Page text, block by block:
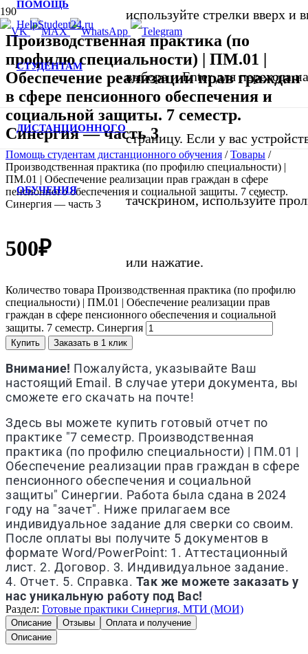
ПОМОЩЬ
СТУДЕНТАМ
ДИСТАНЦИОННОГО
ОБУЧЕНИЯ
используйте стрелки вверх и
выбора и Enter для перехода
страницу. Если у вас
тачскрином, используйте
или нажатие.
Производственная практика (по
профилю специальности) | ПМ.01 |
Обеспечение реализации прав граждан
в сфере пенсионного обеспечения и
социальной защиты. 7 семестр.
Синергия — часть 3
Помощь студентам дистанционного обучения /Товары /
Производственная практика (по профилю специальности) |
ПМ.01 | Обеспечение реализации прав граждан в сфере
пенсионного обеспечения и социальной защиты. 7 семестр.
Синергия — часть 3
500₽
Количество товара Производственная практика (по профилю
специальности) | ПМ.01 | Обеспечение реализации прав
граждан в сфере пенсионного обеспечения и социальной
защиты. 7 семестр. Синергия
Купить Заказать в 1 клик
Внимание! Пожалуйста, указывайте Ваш
настоящий Email. В случае утери документа, вы
сможете его скачать на почте!
Здесь вы можете купить готовый отчет по
практике "7 семестр. Производственная
практика (по профилю специальности) | ПМ.01 |
Обеспечение реализации прав граждан в сфере
пенсионного обеспечения и социальной
защиты" Синергии. Работа была сдана в 2024
году на "зачет". Ниже прилагаем все
индивидуальное задание для сверки со своим.
После оплаты вы получите 5 документов в
формате Word/PowerPoint: 1. Аттестационный
лист. 2. Договор. 3. Индивидуальное задание.
4. Отчет. 5. Справка. Так же можете заказать у
нас уникальную работу под Вас!
Раздел: Готовые практики Синергия, МТИ (МОИ)
Описание Отзывы
Оплата и получение
Описание